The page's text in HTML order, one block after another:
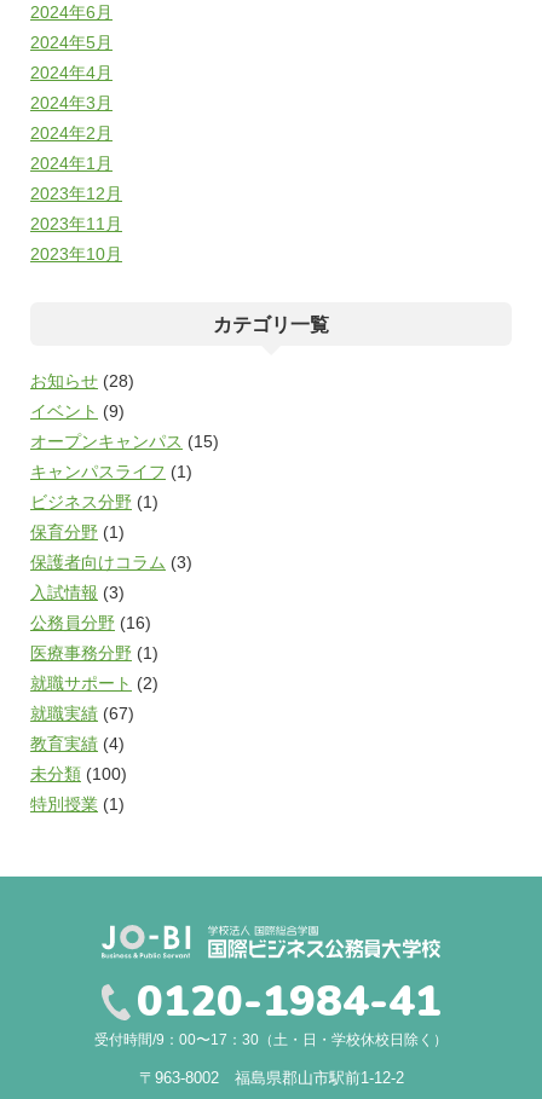
2024年6月
2024年5月
2024年4月
2024年3月
2024年2月
2024年1月
2023年12月
2023年11月
2023年10月
カテゴリ一覧
お知らせ (28)
イベント (9)
オープンキャンパス (15)
キャンパスライフ (1)
ビジネス分野 (1)
保育分野 (1)
保護者向けコラム (3)
入試情報 (3)
公務員分野 (16)
医療事務分野 (1)
就職サポート (2)
就職実績 (67)
教育実績 (4)
未分類 (100)
特別授業 (1)
0120-1984-41
受付時間/9：00〜17：30（土・日・学校休校日除く）
〒963-8002 福島県郡山市駅前1-12-2